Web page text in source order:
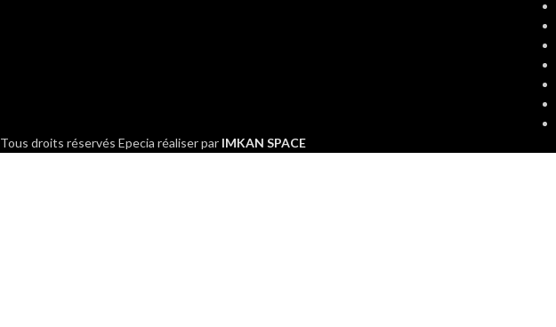
Tous droits réservés Epecia réaliser par IMKAN SPACE